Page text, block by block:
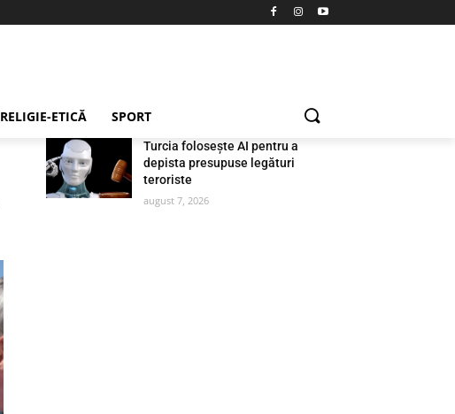
RELIGIE-ETICĂ SPORT
Turcia folosește AI pentru a
depista presupuse legături
teroriste
august 7, 2026